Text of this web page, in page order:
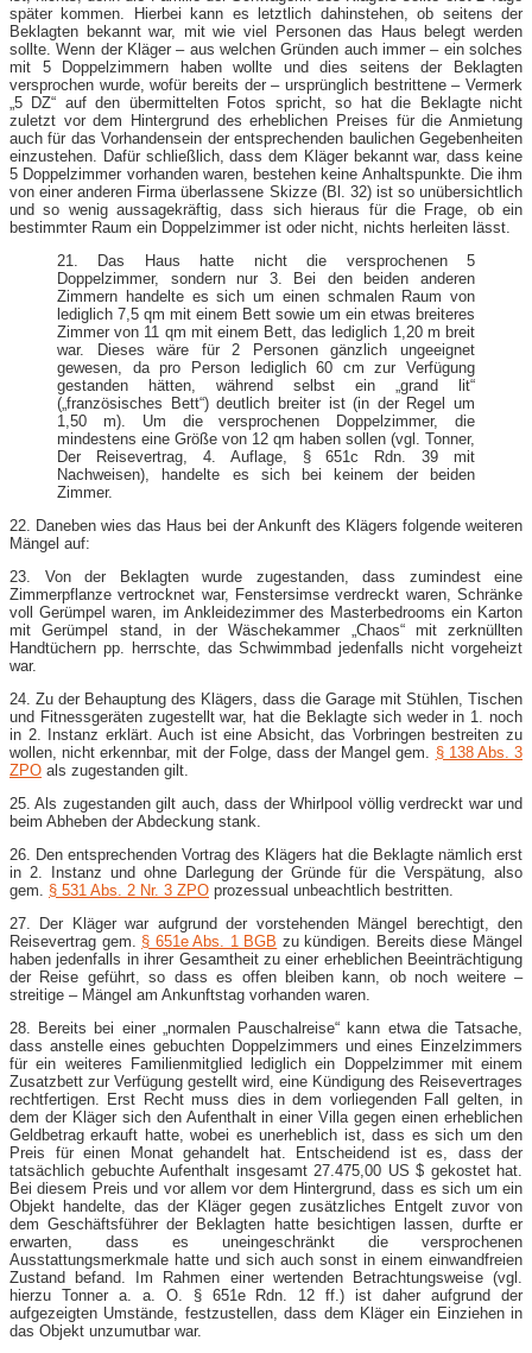
später kommen. Hierbei kann es letztlich dahinstehen, ob seitens der
Beklagten bekannt war, mit wie viel Personen das Haus belegt werden
sollte. Wenn der Kläger – aus welchen Gründen auch immer – ein solches
mit 5 Doppelzimmern haben wollte und dies seitens der Beklagten
versprochen wurde, wofür bereits der – ursprünglich bestrittene – Vermerk
„5 DZ“ auf den übermittelten Fotos spricht, so hat die Beklagte nicht
zuletzt vor dem Hintergrund des erheblichen Preises für die Anmietung
auch für das Vorhandensein der entsprechenden baulichen Gegebenheiten
einzustehen. Dafür schließlich, dass dem Kläger bekannt war, dass keine
5 Doppelzimmer vorhanden waren, bestehen keine Anhaltspunkte. Die ihm
von einer anderen Firma überlassene Skizze (Bl. 32) ist so unübersichtlich
und so wenig aussagekräftig, dass sich hieraus für die Frage, ob ein
bestimmter Raum ein Doppelzimmer ist oder nicht, nichts herleiten lässt.
21. Das Haus hatte nicht die versprochenen 5
Doppelzimmer, sondern nur 3. Bei den beiden anderen
Zimmern handelte es sich um einen schmalen Raum von
lediglich 7,5 qm mit einem Bett sowie um ein etwas breiteres
Zimmer von 11 qm mit einem Bett, das lediglich 1,20 m breit
war. Dieses wäre für 2 Personen gänzlich ungeeignet
gewesen, da pro Person lediglich 60 cm zur Verfügung
gestanden hätten, während selbst ein „grand lit“
(„französisches Bett“) deutlich breiter ist (in der Regel um
1,50 m). Um die versprochenen Doppelzimmer, die
mindestens eine Größe von 12 qm haben sollen (vgl. Tonner,
Der Reisevertrag, 4. Auflage, § 651c Rdn. 39 mit
Nachweisen), handelte es sich bei keinem der beiden
Zimmer.
22. Daneben wies das Haus bei der Ankunft des Klägers folgende weiteren
Mängel auf:
23. Von der Beklagten wurde zugestanden, dass zumindest eine
Zimmerpflanze vertrocknet war, Fenstersimse verdreckt waren, Schränke
voll Gerümpel waren, im Ankleidezimmer des Masterbedrooms ein Karton
mit Gerümpel stand, in der Wäschekammer „Chaos“ mit zerknüllten
Handtüchern pp. herrschte, das Schwimmbad jedenfalls nicht vorgeheizt
war.
24. Zu der Behauptung des Klägers, dass die Garage mit Stühlen, Tischen
und Fitnessgeräten zugestellt war, hat die Beklagte sich weder in 1. noch
in 2. Instanz erklärt. Auch ist eine Absicht, das Vorbringen bestreiten zu
wollen, nicht erkennbar, mit der Folge, dass der Mangel gem. § 138 Abs. 3
ZPO als zugestanden gilt.
25. Als zugestanden gilt auch, dass der Whirlpool völlig verdreckt war und
beim Abheben der Abdeckung stank.
26. Den entsprechenden Vortrag des Klägers hat die Beklagte nämlich erst
in 2. Instanz und ohne Darlegung der Gründe für die Verspätung, also
gem. § 531 Abs. 2 Nr. 3 ZPO prozessual unbeachtlich bestritten.
27. Der Kläger war aufgrund der vorstehenden Mängel berechtigt, den
Reisevertrag gem. § 651e Abs. 1 BGB zu kündigen. Bereits diese Mängel
haben jedenfalls in ihrer Gesamtheit zu einer erheblichen Beeinträchtigung
der Reise geführt, so dass es offen bleiben kann, ob noch weitere –
streitige – Mängel am Ankunftstag vorhanden waren.
28. Bereits bei einer „normalen Pauschalreise“ kann etwa die Tatsache,
dass anstelle eines gebuchten Doppelzimmers und eines Einzelzimmers
für ein weiteres Familienmitglied lediglich ein Doppelzimmer mit einem
Zusatzbett zur Verfügung gestellt wird, eine Kündigung des Reisevertrages
rechtfertigen. Erst Recht muss dies in dem vorliegenden Fall gelten, in
dem der Kläger sich den Aufenthalt in einer Villa gegen einen erheblichen
Geldbetrag erkauft hatte, wobei es unerheblich ist, dass es sich um den
Preis für einen Monat gehandelt hat. Entscheidend ist es, dass der
tatsächlich gebuchte Aufenthalt insgesamt 27.475,00 US $ gekostet hat.
Bei diesem Preis und vor allem vor dem Hintergrund, dass es sich um ein
Objekt handelte, das der Kläger gegen zusätzliches Entgelt zuvor von
dem Geschäftsführer der Beklagten hatte besichtigen lassen, durfte er
erwarten, dass es uneingeschränkt die versprochenen
Ausstattungsmerkmale hatte und sich auch sonst in einem einwandfreien
Zustand befand. Im Rahmen einer wertenden Betrachtungsweise (vgl.
hierzu Tonner a. a. O. § 651e Rdn. 12 ff.) ist daher aufgrund der
aufgezeigten Umstände, festzustellen, dass dem Kläger ein Einziehen in
das Objekt unzumutbar war.